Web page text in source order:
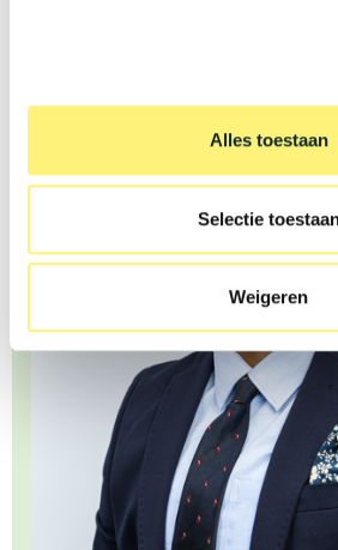
Alles toestaan
Selectie
Weigeren